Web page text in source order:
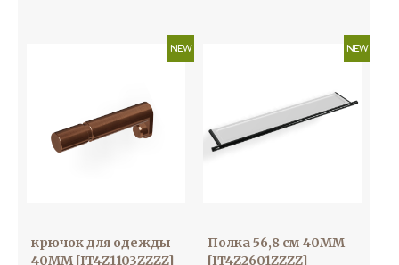
NEW
крючок для одежды
40MM [IT4Z1103ZZZZ]
NEW
Полка 56,8 см 40MM
[IT4Z2601ZZZZ]